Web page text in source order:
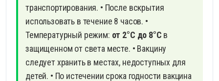
транспортирования. • После вскрытия
использовать в течение 8 часов. •
Температурный режим: от 2°С до 8°С в
защищенном от света месте. • Вакцину
следует хранить в местах, недоступных для
детей. • По истечении срока годности вакцина